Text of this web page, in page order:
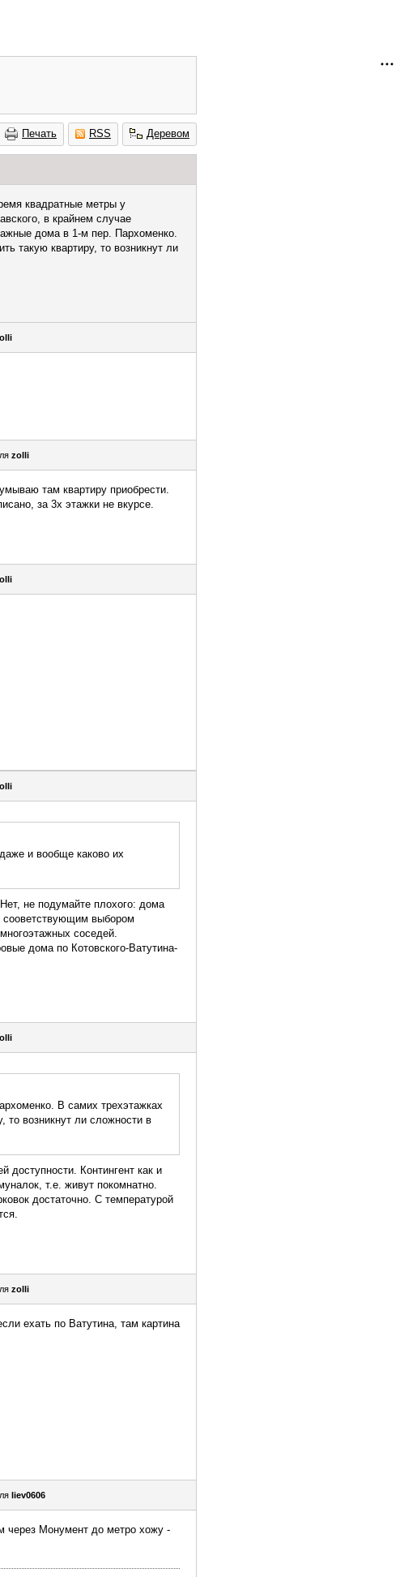
Печать RSS Деревом
квадратные метры у
в крайнем случае
дома в 1-м пер. Пархоменко.
такую квартиру, то возникнут ли
zolli
там квартиру приобрести.
за 3х этажки не вкурсе.
и вообще каково их
не подумайте плохого: дома
сооветствующим выбором
соседей.
дома по Котовского-Ватутина-
В самих трехэтажках
то возникнут ли сложности в
Контингент как и
т.е. живут покомнатно.
достаточно. С температурой
zolli
ехать по Ватутина, там картина
liev0606
через Монумент до метро хожу -